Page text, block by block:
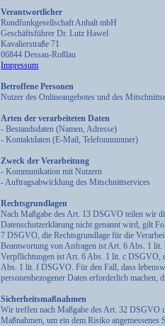
Verantwortlicher
Rundfunkgesellschaft Anhalt mbH
Geschäftsführer Dr. Lutz Hawel
Kavalierstraße 71
06844 Dessau-Roßlau
Impressum
Betroffene Personen
Nutzer des Onlineangebotes und des
Arten der verarbeiteten Daten
- Bestandsdaten (Namen, Adresse)
- Kontaktdaten (E-Mail, Telefonnummer)
Zweck der Verarbeitung
- Kommunikation mit Nutzern
- Auftragsabwicklung des Mitschnittservices
Rechtsgrundlagen
Nach Maßgabe des Art. 13 DSGVO teilen wir
Datenschutzerklärung nicht genannt wird, gilt
7 DSGVO, die Rechtsgrundlage für die
Beantwortung von Anfragen ist Art. 6 Abs. 1
Verpflichtungen ist Art. 6 Abs. 1 lit. c DSGVO,
Abs. 1 lit. f DSGVO. Für den Fall, dass
personenbezogener Daten erforderlich
Sicherheitsmaßnahmen
Wir treffen nach Maßgabe des Art. 32 DSGVO
Maßnahmen, um ein dem Risiko angemessenes